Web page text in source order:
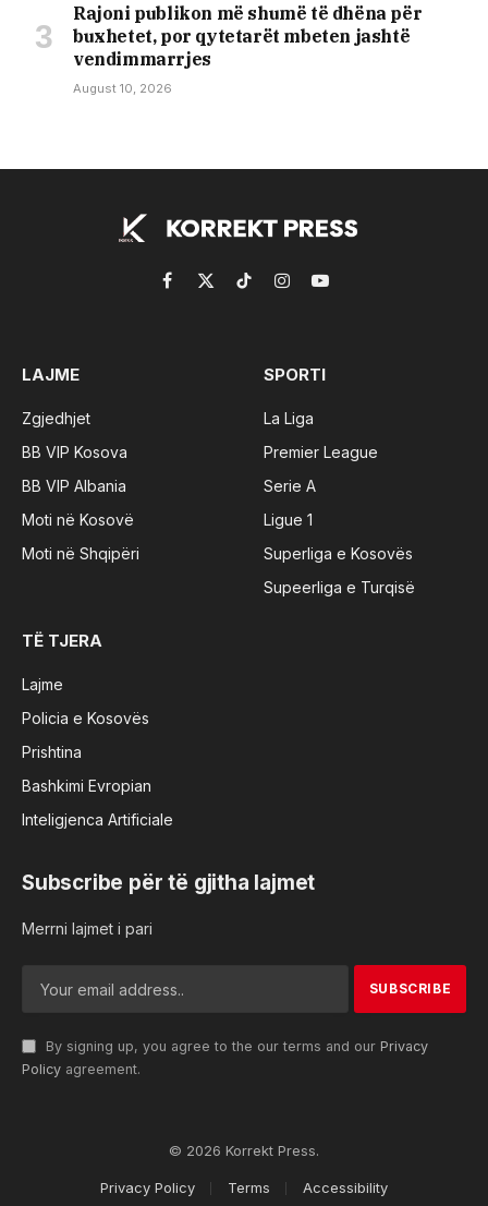
Rajoni publikon më shumë të dhëna për
buxhetet, por qytetarët mbeten jashtë
vendimmarrjes
August 10, 2026
Facebook
X
TikTokInstagramYouTube
LAJME
Zgjedhjet
BB VIP Kosova
BB VIP Albania
Moti në Kosovë
Moti në Shqipëri
SPORTI
La Liga
Premier League
Serie A
Ligue 1
Superliga e Kosovës
Supeerliga e Turqisë
TË TJERA
Lajme
Policia e Kosovës
Prishtina
Bashkimi Evropian
Inteligjenca Artificiale
Subscribe për të gjitha lajmet
Merrni lajmet i pari
By signing up, you agree to the our terms and our Privacy
Policy agreement.
© 2026 Korrekt Press.
Privacy Policy Terms Accessibility